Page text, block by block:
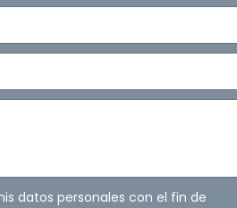
datos personales con el fin de